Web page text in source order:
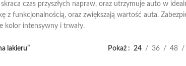
czas przyszłych napraw, oraz utrzymuje auto w
z funkcjonalnością, oraz zwiększają wartość auta.
kolor intensywny i trwały.
lakieru” Pokaż 24 36 48